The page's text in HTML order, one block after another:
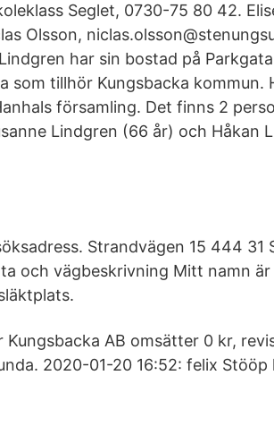
Seglet, 0730-75 80 42.
Olsson,
har sin bostad på
som tillhör Kungsbacka kommun.
församling. Det finns 2
Lindgren (66 år) och Håkan
Strandvägen 15 444 31
och vägbeskrivning Mitt namn är
Kungsbacka AB omsätter 0 kr,
2020-01-20 16:52: felix Stööp